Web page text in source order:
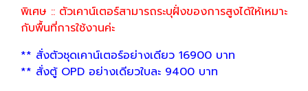
พิเศษ :: ตัวเคาน์เตอร์สามารถระบุฝั่งของการสูงได้ให้เหมาะ
กับพื้นที่การใช้งานค่ะ
** สั่งตัวชุดเคาน์เตอร์อย่างเดียว 16900 บาท
** สั่งตู้ OPD อย่างเดียวใบละ 9400 บาท